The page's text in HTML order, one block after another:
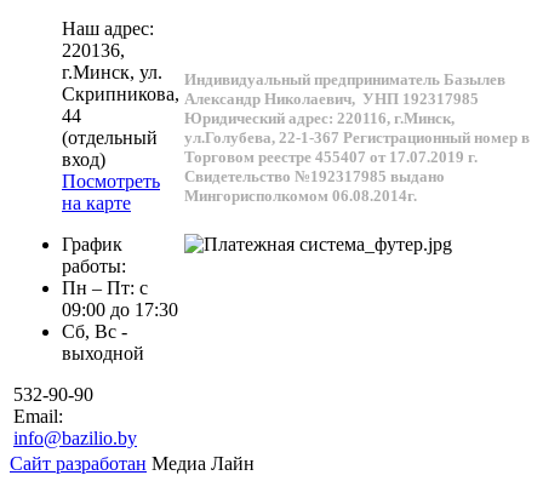
Наш адрес:
220136,
г.Минск, ул.
Скрипникова,
44
(отдельный
вход)
Посмотреть
на карте
График
работы:
Пн – Пт: с
09:00 до 17:30
Сб, Вс -
выходной
532-90-90
Email:
info@bazilio.by
Индивидуальный предприниматель Базылев
Александр Николаевич, УНП 192317985
Юридический адрес: 220116, г.Минск,
ул.Голубева, 22-1-367 Регистрационный номер в
Торговом реестре 455407 от 17.07.2019 г.
Свидетельство №192317985 выдано
Мингорисполкомом 06.08.2014г.
Сайт разработан Медиа Лайн